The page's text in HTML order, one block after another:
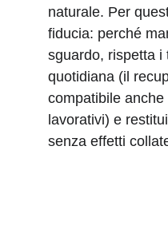
naturale. Per
fiducia: perché
sguardo, rispetta i
quotidiana (il
compatibile anche
lavorativi) e
senza effetti